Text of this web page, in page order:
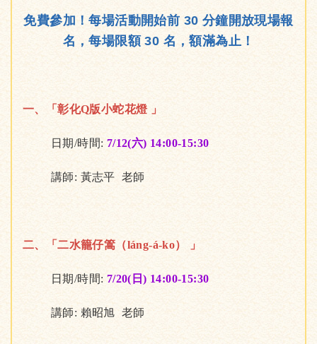
免費參加！每場活動開始前 30 分鐘開放現場報
名，每場限額 30 名，額滿為止！
一、「彰化Q版小蛇花燈 」
日期/時間:7/12(六) 14:00-15:30
講師: 黃志平 老師
二、「二水籠仔篙（láng-á-ko） 」
日期/時間: 7/20(日) 14:00-15:30
講師: 賴昭旭 老師